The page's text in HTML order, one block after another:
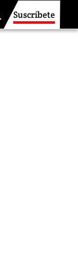
Suscríbete